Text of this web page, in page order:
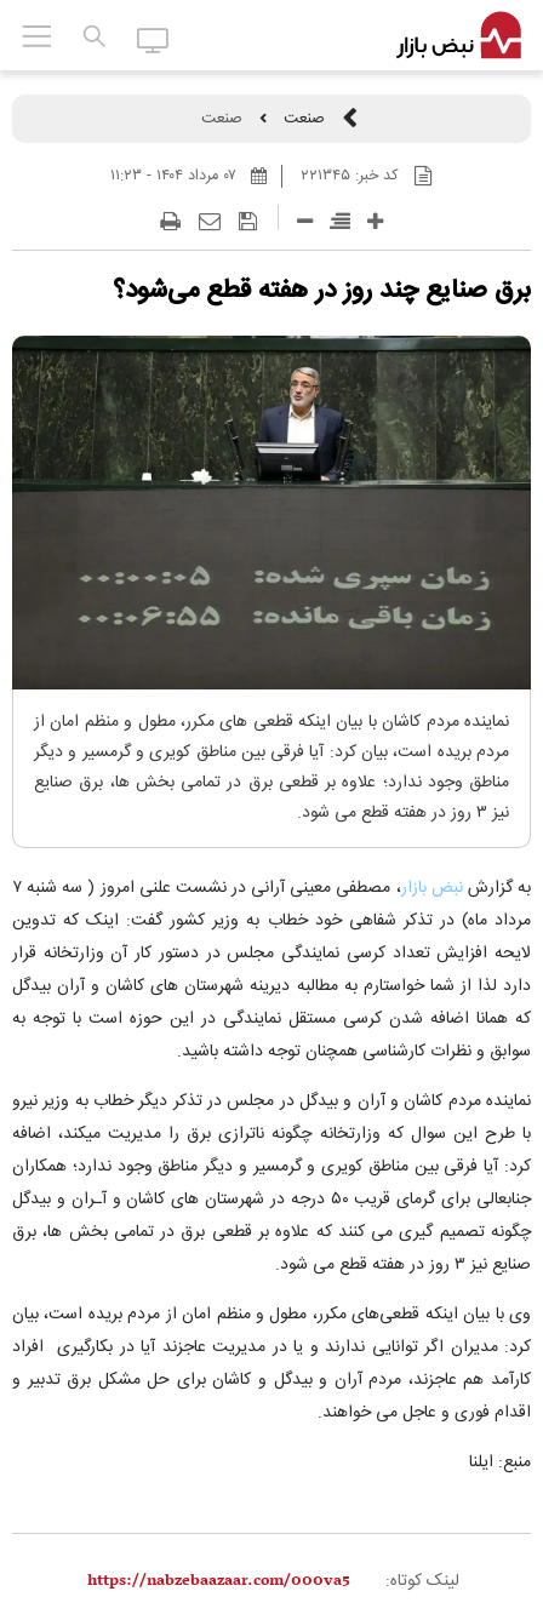
صنعت صنعت
کد خبر: ۲۲۱۳۴۵
برق صنایع چند روز در هفته قطع می‌شود؟
نماینده مردم کاشان با بیان اینکه قطعی های مکرر، مطول و منظم امان از
مردم بریده است، بیان کرد: آیا فرقی بین مناطق کویری و گرمسیر و دیگر
مناطق وجود ندارد؛ علاوه بر قطعی برق در تمامی بخش ها، برق صنایع
نیز ۳ روز در هفته قطع می شود.
به گزارشنبض بازار
، مصطفی معینی آرانی در نشست علنی امروز ( سه شنبه ۷
مرداد ماه) در تذکر شفاهی خود خطاب به وزیر کشور گفت: اینک که تدوین
لایحه افزایش تعداد کرسی نمایندگی مجلس در دستور کار آن وزارتخانه قرار
دارد لذا از شما خواستارم به مطالبه دیرینه شهرستان های کاشان و آران بیدگل
که همانا اضافه شدن کرسی مستقل نمایندگی در این حوزه است با توجه به
سوابق و نظرات کارشناسی همچنان توجه داشته باشید.
نماینده مردم کاشان و آران و بیدگل در مجلس در تذکر دیگر خطاب به وزیر نیرو
با طرح این سوال که وزارتخانه چگونه ناترازی برق را مدیریت میکند، اضافه
کرد: آیا فرقی بین مناطق کویری و گرمسیر و دیگر مناطق وجود ندارد؛ همکاران
جنابعالی برای گرمای قریب ۵۰ درجه در شهرستان های کاشان و آـران و بیدگل
چگونه تصمیم گیری می کنند که علاوه بر قطعی برق در تمامی بخش ها، برق
صنایع نیز ۳ روز در هفته قطع می شود.
وی با بیان اینکه قطعی‌های مکرر، مطول و منظم امان از مردم بریده است، بیان
کرد: مدیران اگر توانایی ندارند و یا در مدیریت عاجزند آیا در بکارگیری افراد
کارآمد هم عاجزند، مردم آران و بیدگل و کاشان برای حل مشکل برق تدبیر و
اقدام فوری و عاجل می خواهند.
منبع: ایلنا
لینک کوتاه: